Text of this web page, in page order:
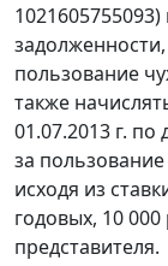
пользование
также
01.07.2013 г.
за
исходя из
годовых, 10
представителя.